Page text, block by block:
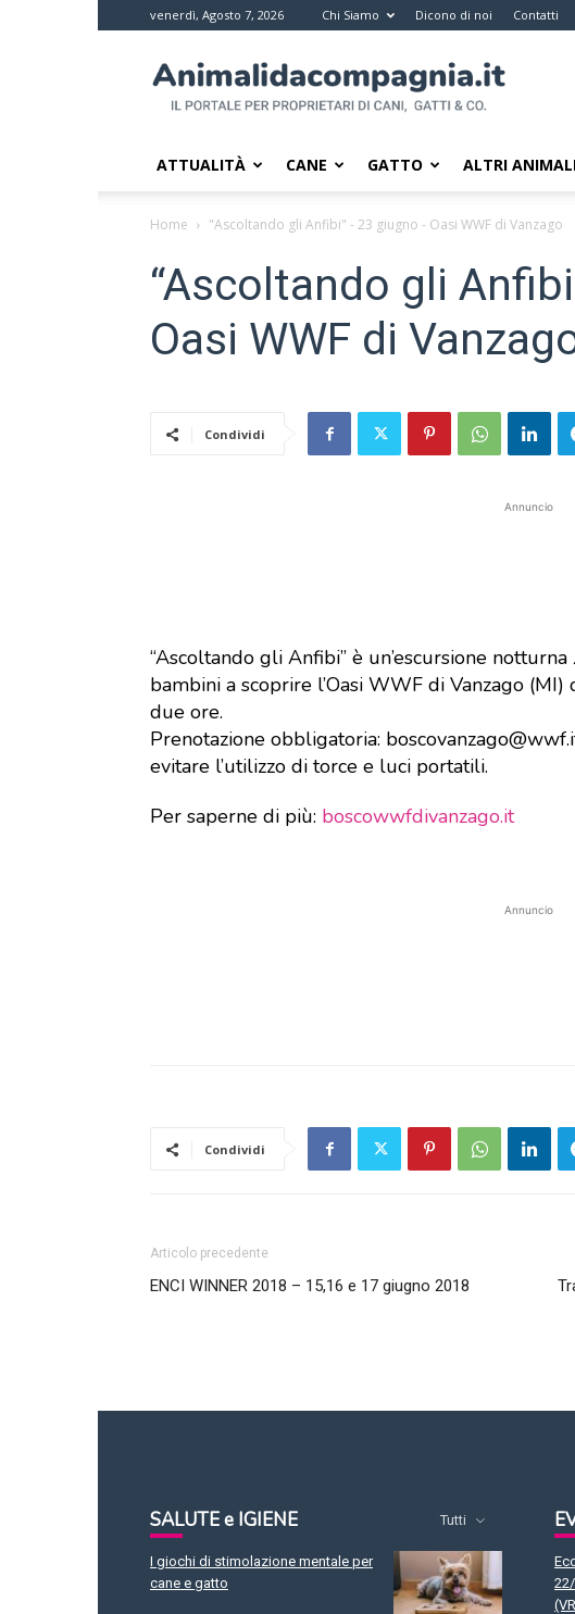
venerdì, Agosto 7, 2026 Chi Siamo Dicono di noi Contatti
da
compagnia
Il
i
proprietari
di
pet
ATTUALITÀ CANE GATTO ALTRI
Home "Ascoltando gli Anfibi" - 23 giugno - Oasi WWF di Vanzago
“Ascoltando gli
Oasi WWF di
Condividi
Annuncio
“Ascoltando gli Anfibi” è un’escursione notturna
bambini a scoprire l’Oasi WWF di Vanzago
due ore.
Prenotazione obbligatoria:
evitare l’utilizzo di torce e luci portatili.
Per saperne di più: boscowwfdivanzago.it
Annuncio
Condividi
Articolo precedente
ENCI WINNER 2018 – 15,16 e 17 giugno 2018
SALUTE e IGIENE Tutti
I giochi di stimolazione mentale per
cane e gatto